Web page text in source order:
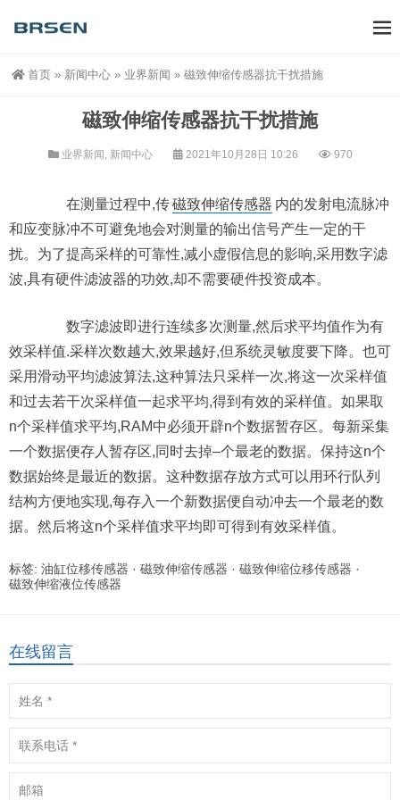
首页 » 新闻中心 » 业界新闻 » 磁致伸缩传感器抗干扰措施
磁致伸缩传感器抗干扰措施
业界新闻 , 新闻中心 2021年10月28日 10:26 970
在测量过程中,传磁致伸缩传感器 内的发射电流脉冲
和应变脉冲不可避免地会对测量的输出信号产生一定的干
扰。为了提高采样的可靠性,减小虚假信息的影响,采用数字滤
波,具有硬件滤波器的功效,却不需要硬件投资成本。
数字滤波即进行连续多次测量,然后求平均值作为有
效采样值.采样次数越大,效果越好,但系统灵敏度要下降。也可
采用滑动平均滤波算法,这种算法只采样一次,将这一次采样值
和过去若干次采样值一起求平均,得到有效的采样值。如果取
n个采样值求平均,RAM中必须开辟n个数据暂存区。每新采集
一个数据便存人暂存区,同时去掉–个最老的数据。保持这n个
数据始终是最近的数据。这种数据存放方式可以用环行队列
结构方便地实现,每存入一个新数据便自动冲去一个最老的数
据。然后将这n个采样值求平均即可得到有效采样值。
标签: 油缸位移传感器 · 磁致伸缩传感器 · 磁致伸缩位移传感器 ·
磁致伸缩液位传感器
在线留言